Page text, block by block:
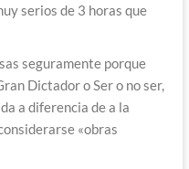
serios de 3 horas que
seguramente porque
Dictador o Ser o no ser,
a diferencia de a la
«obras